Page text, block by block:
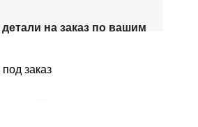
на заказ по вашим
заказ